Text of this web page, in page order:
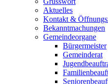
Aktuelles
Kontakt &
Bekanntmachungen
Gemeindeorgane
Bürgermeister
Gemeinderat